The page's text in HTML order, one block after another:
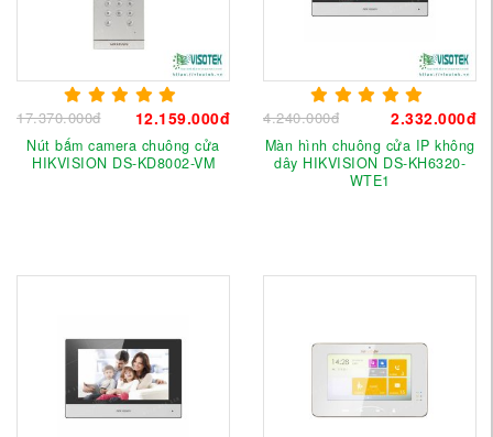
17.370.000đ 12.159.000đ
Nút bấm camera chuông cửa
HIKVISION DS-KD8002-VM
4.240.000đ 2.332.000đ
Màn hình chuông cửa IP không
dây HIKVISION DS-KH6320-
WTE1